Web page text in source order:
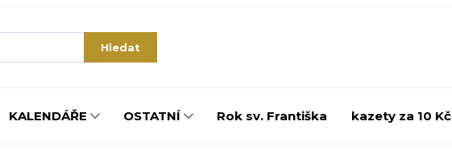
Hledat
KALENDÁŘE OSTATNÍ Rok sv. Františka kazety za 10 Kč